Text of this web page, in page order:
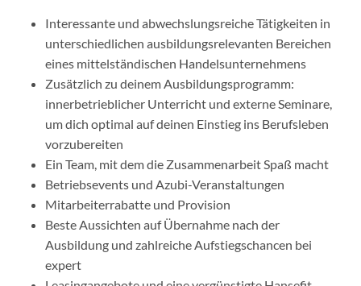
Interessante und abwechslungsreiche Tätigkeiten in
unterschiedlichen ausbildungsrelevanten Bereichen
eines mittelständischen Handelsunternehmens
Zusätzlich zu deinem Ausbildungsprogramm:
innerbetrieblicher Unterricht und externe Seminare,
um dich optimal auf deinen Einstieg ins Berufsleben
vorzubereiten
Ein Team, mit dem die Zusammenarbeit Spaß macht
Betriebsevents und Azubi-Veranstaltungen
Mitarbeiterrabatte und Provision
Beste Aussichten auf Übernahme nach der
Ausbildung und zahlreiche Aufstiegschancen bei
expert